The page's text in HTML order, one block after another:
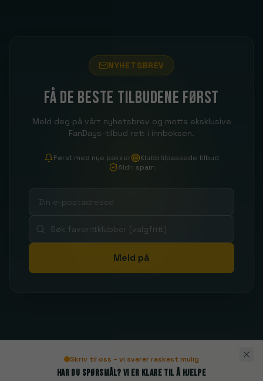
NYHETSBREV
Få de beste tilbudene først
Meld deg på vårt nyhetsbrev og motta eksklusive
FanDays-tilbud rett i innboksen.
Først med nye pakker
Klubbtilpassede tilbud
Aldri spam
Meld på
Skriv til oss – vi svarer raskest mulig
Har du spørsmål? Vi er klare til å hjelpe